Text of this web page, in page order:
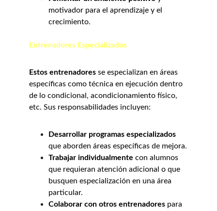
motivador para el aprendizaje y el
crecimiento.
Entrenadores Especializados
Estos entrenadores se especializan en áreas
específicas como técnica en ejecución dentro
de lo condicional, acondicionamiento físico,
etc. Sus responsabilidades incluyen:
Desarrollar programas especializados
que aborden áreas específicas de mejora.
Trabajar individualmente con alumnos
que requieran atención adicional o que
busquen especialización en una área
particular.
Colaborar con otros entrenadores para